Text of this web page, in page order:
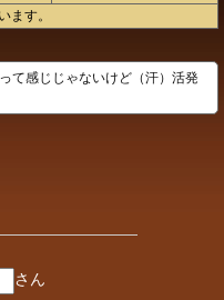
ます。
て感じじゃないけど（汗）活発